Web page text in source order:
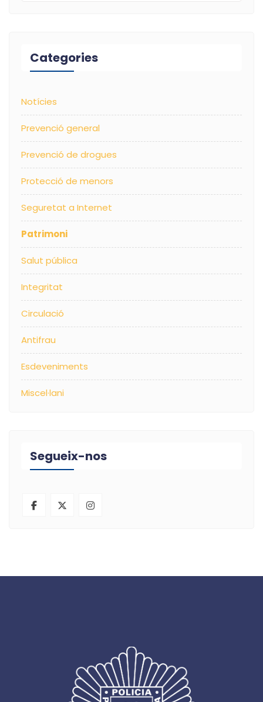
Categories
Notícies
Prevenció general
Prevenció de drogues
Protecció de menors
Seguretat a Internet
Patrimoni
Salut pública
Integritat
Circulació
Antifrau
Esdeveniments
Miscel·lani
Segueix-nos